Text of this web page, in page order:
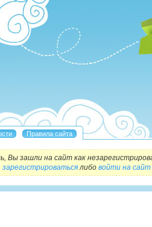
Вы зашли на сайт как
зарегистрироватьсялибо войти на сайт